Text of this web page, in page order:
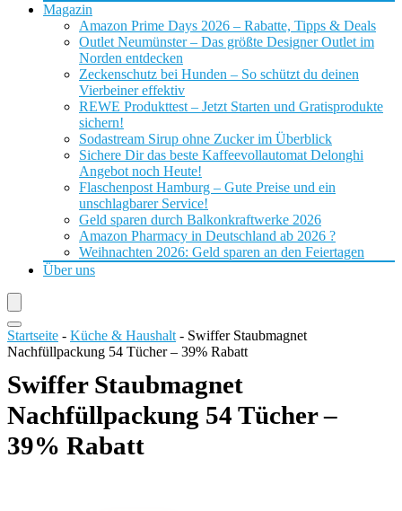
Magazin
Amazon Prime Days 2026 – Rabatte, Tipps & Deals
Outlet Neumünster – Das größte Designer Outlet im
Norden entdecken
Zeckenschutz bei Hunden – So schützt du deinen
Vierbeiner effektiv
REWE Produkttest – Jetzt Starten und Gratisprodukte
sichern!
Sodastream Sirup ohne Zucker im Überblick
Sichere Dir das beste Kaffeevollautomat Delonghi
Angebot noch Heute!
Flaschenpost Hamburg – Gute Preise und ein
unschlagbarer Service!
Geld sparen durch Balkonkraftwerke 2026
Amazon Pharmacy in Deutschland ab 2026 ?
Weihnachten 2026: Geld sparen an den Feiertagen
Über uns
Startseite - Küche & Haushalt - Swiffer Staubmagnet
Nachfüllpackung 54 Tücher – 39% Rabatt
Swiffer Staubmagnet
Nachfüllpackung 54 Tücher –
39% Rabatt